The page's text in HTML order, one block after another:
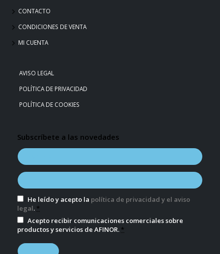
CONTACTO
CONDICIONES DE VENTA
MI CUENTA
AVISO LEGAL
POLÍTICA DE PRIVACIDAD
POLÍTICA DE COOKIES
Subscríbete a las novedades
He leído y acepto la política de privacidad y el aviso
legal. *
Acepto recibir comunicaciones comerciales sobre
productos y servicios de AFINOR. *